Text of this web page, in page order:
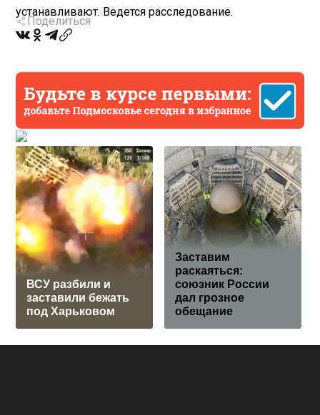
устанавливают. Ведется расследование.
Поделиться
ВСУ разбили и
заставили бежать
под Харьковом
Заставим
раскаяться:
союзник России
дал грозное
обещание